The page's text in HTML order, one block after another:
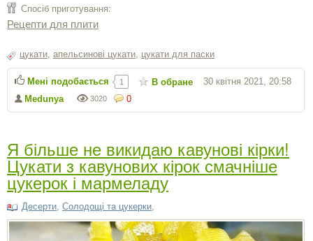
Спосіб приготування:
Рецепти для плити
цукати апельсинові цукати цукати для паски
0
3020
Medunya
30 квітня 2021, 20:58
Мені подобається 1 В обране
Я більше не викидаю кавунові кірки!
Цукати з кавунових кірок смачніше
цукерок і мармеладу
Десерти Солодощі та цукерки